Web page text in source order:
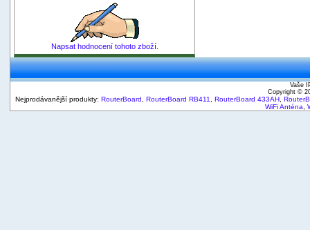
Napsat hodnocení tohoto zboží.
Vaše
Copyright ©
Nejprodávanější produkty: RouterBoard RouterBoard RB411 RouterBoard 433AH
WiFi Anténa